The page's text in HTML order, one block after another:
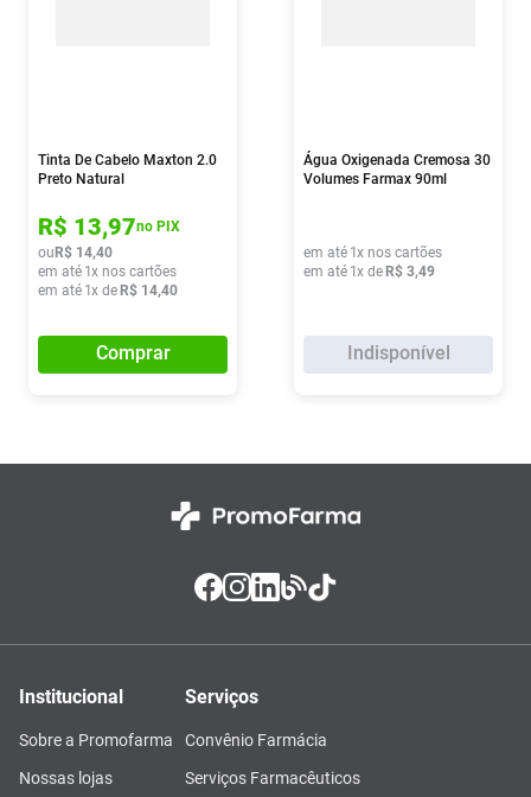
Tinta De Cabelo Maxton 2.0
Preto Natural
R$ 13,97no PIX
ouR$ 14,40
em até 1x nos cartões
em até 1x deR$ 14,40
Comprar
Água Oxigenada Cremosa 30
Volumes Farmax 90ml
em até 1x nos cartões
em até 1x deR$ 3,49
Indisponível
Institucional
Sobre a Promofarma
Nossas lojas
Serviços
Convênio Farmácia
Serviços Farmacêuticos